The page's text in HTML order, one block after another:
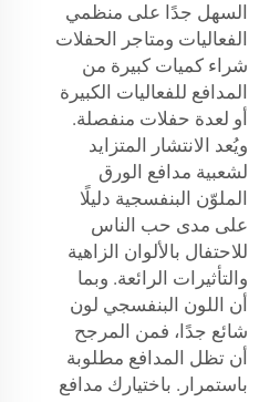
السهل جدًا على منظمي
الفعاليات ومتاجر الحفلات
شراء كميات كبيرة من
المدافع للفعاليات الكبيرة
أو لعدة حفلات منفصلة.
ويُعد الانتشار المتزايد
لشعبية مدافع الورق
الملوّن البنفسجية دليلًا
على مدى حب الناس
للاحتفال بالألوان الزاهية
والتأثيرات الرائعة. وبما
أن اللون البنفسجي لون
شائع جدًا، فمن المرجح
أن تظل المدافع مطلوبة
باستمرار. باختيارك مدافع